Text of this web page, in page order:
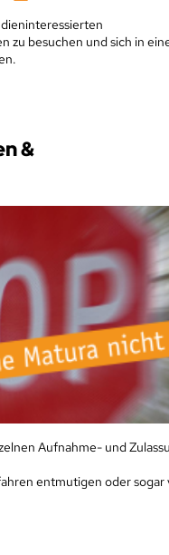
zu besuchen und sich in
&
Aufnahme- und
entmutigen oder sogar